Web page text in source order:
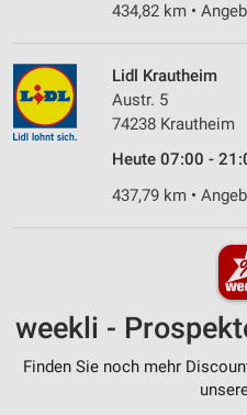
434,82 km •
Lidl Krautheim
Austr. 5
74238 Krautheim
Heute 07:00 -
437,79 km •
weekli -
Finden Sie noch mehr